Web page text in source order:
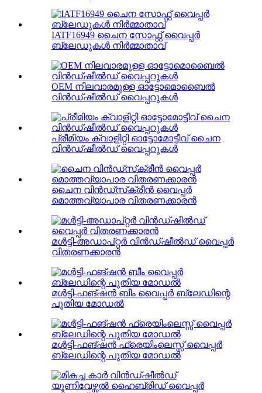
IATF16949 ചൈന സോഫ്റ്റ് വൈപ്പർ
ബ്ലേഡുകൾ നിർമ്മാതാവ്
OEM നിലവാരമുള്ള ഓട്ടോമൊബൈൽ
വിൻഡ്ഷീൽഡ് വൈപ്പറുകൾ
പ്രീമിയം ക്വാളിറ്റി ഓട്ടോമോട്ടീവ് ചൈന
വിൻഡ്ഷീൽഡ് വൈപ്പറുകൾ
ചൈന വിൻഡ്‌സ്‌ക്രീൻ വൈപ്പർ
മൊത്തവ്യാപാര വിതരണക്കാരൻ
മൾട്ടി-അഡാപ്റ്റർ വിൻഡ്ഷീൽഡ് വൈപ്പർ
വിതരണക്കാരൻ
മൾട്ടി-ഫങ്ഷൻ ബീം വൈപ്പർ ബ്ലേഡിന്റെ
പുതിയ മോഡൽ
മൾട്ടി-ഫങ്ഷൻ ഫ്രെയിംലെസ്സ് വൈപ്പർ
ബ്ലേഡിന്റെ പുതിയ മോഡൽ